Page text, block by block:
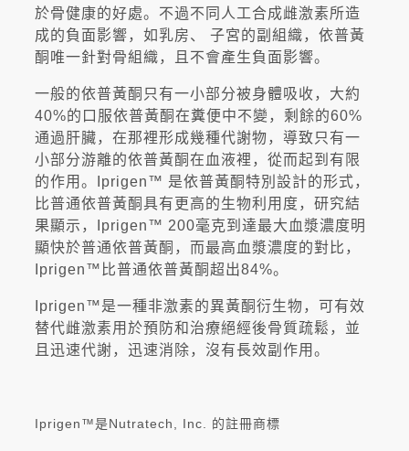
於骨健康的好處。不過不同人工合成雌激素所造
成的負面影響，如乳房、 子宮的副組織，依普黃
酮唯一針對骨組織，且不會產生負面影響。
一般的依普黃酮只有一小部分被身體吸收，大約
40%的口服依普黃酮在糞便中不變，剩餘的60%
通過肝臟，在那裡形成幾種代謝物，導致只有一
小部分游離的依普黃酮在血液裡，從而起到有限
的作用。Iprigen™ 是依普黃酮特別設計的形式，
比普通依普黃酮具有更高的生物利用度，研究結
果顯示，Iprigen™ 200毫克到達最大血漿濃度明
顯快於普通依普黃酮，而最高血漿濃度的對比，
Iprigen™比普通依普黃酮超出84%。
Iprigen™是一種非激素的異黃酮衍生物，可有效
替代雌激素用於預防和治療絕經後骨質疏鬆，並
且迅速代謝，迅速消除，沒有長效副作用。
Iprigen™是Nutratech, Inc. 的註冊商標